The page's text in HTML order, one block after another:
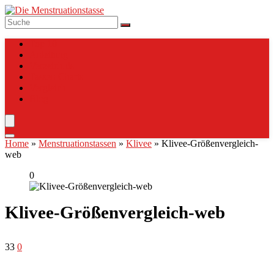
Home » Menstruationstassen » Klivee » Klivee-Größenvergleich-
web
0
Klivee-Größenvergleich-web
33 0